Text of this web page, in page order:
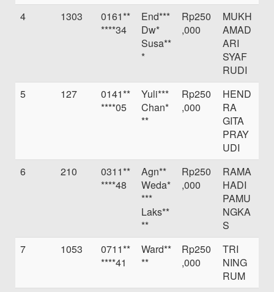
4
1303
0161**
****34
End***
Dw*
Susa**
*
Rp250
,000
MUKH
AMAD
ARI
SYAF
RUDI
5
127
0141**
****05
Yuli***
Chan*
**
Rp250
,000
HEND
RA
GITA
PRAY
UDI
6
210
0311**
****48
Agn**
Weda*
***
Laks**
**
Rp250
,000
RAMA
HADI
PAMU
NGKA
S
7
1053
0711**
****41
Ward**
**
Rp250
,000
TRI
NING
RUM